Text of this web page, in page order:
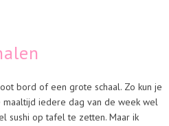
bord of een grote schaal. Zo kun je
maaltijd iedere dag van de week wel
sushi op tafel te zetten. Maar ik